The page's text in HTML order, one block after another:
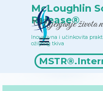
Idi na sadržajMcLoughlin
Release®
"Mijenjanje života
Popis
Inovativna i učinkovita
ožiljnog tkiva
Preskoči